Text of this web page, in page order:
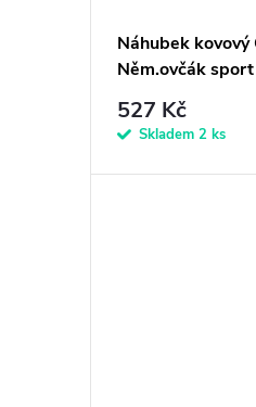
Náhubek kovový
Něm.ovčák
527 Kč
Skladem 2 ks